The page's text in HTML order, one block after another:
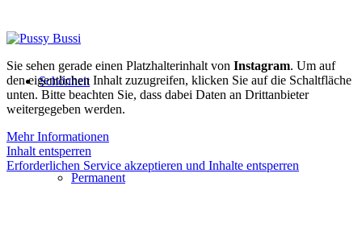
Schönheit
Permanent
Sie sehen gerade einen Platzhalterinhalt von Instagram. Um auf
den eigentlichen Inhalt zuzugreifen, klicken Sie auf die Schaltfläche
unten. Bitte beachten Sie, dass dabei Daten an Drittanbieter
weitergegeben werden.
Mehr Informationen
Inhalt entsperren
Erforderlichen Service akzeptieren und Inhalte entsperren